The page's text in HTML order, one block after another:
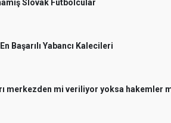
Slovak Futbolcular
Başarılı Yabancı Kalecileri
merkezden mi veriliyor yoksa hakemler